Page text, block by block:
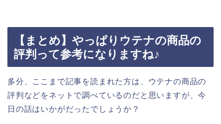
【まとめ】やっぱりウテナの商品の
評判って参考になりますね♪
多分、ここまで記事を読まれた方は、ウテナの商品の
評判などをネットで調べているのだと思いますが、今
日の話はいかがだったでしょうか？